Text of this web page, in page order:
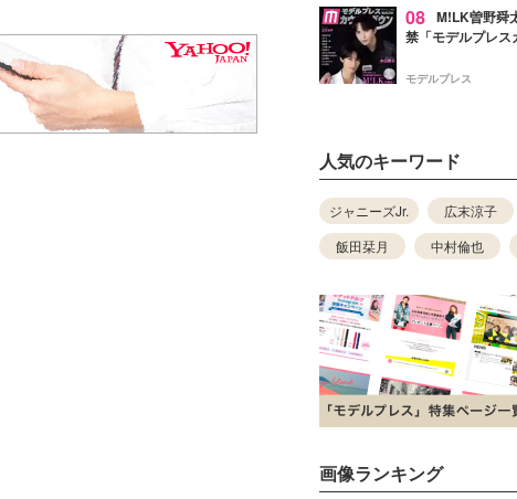
08 M!LK曽野舜
禁「モデルプレス
モデルプレス
人気のキーワード
ジャニーズJr. 広末涼子
飯田栞月
中村倫也
画像ランキング